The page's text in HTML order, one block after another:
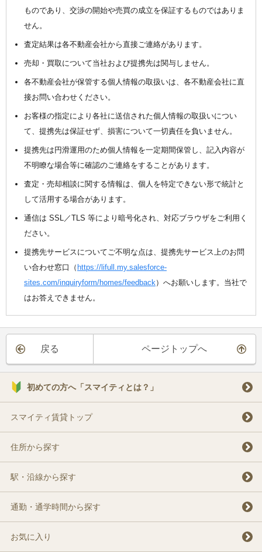
ものであり、交渉の開始や売買の成立を保証するものではありま
せん。
査定結果は各不動産会社から直接ご連絡があります。
売却・買取について当社および提携先は関与しません。
各不動産会社が保管する個人情報の取扱いは、各不動産会社に直
接お問い合わせください。
お客様の指定により各社に送信された個人情報の取扱いについ
て、提携先は保証せず、損害について一切責任を負いません。
提携先は円滑運用のため個人情報を一定期間保管し、記入内容が
不明瞭な場合等に確認のご連絡をすることがあります。
査定・売却相談に関する情報は、個人を特定できない形で統計と
して活用する場合があります。
通信は SSL／TLS 等により暗号化され、対応ブラウザをご利用く
ださい。
提携先サービスについてご不明な点は、提携先サービス上のお問
い合わせ窓口（ https://lifull.my.salesforce-
sites.com/inquiryform/homes/feedback ）へお願いします。当社で
はお答えできません。
戻る ページトップへ
初めての方へ「スマイティとは？」
スマイティ賃貸トップ
住所から探す
駅・沿線から探す
通勤・通学時間から探す
お気に入り